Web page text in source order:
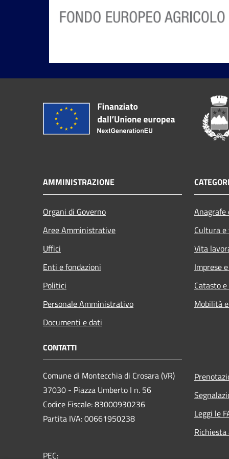
AMMINISTRAZIONE
Organi di Governo
Aree Amministrative
Uffici
Enti e fondazioni
Politici
Personale Amministrativo
Documenti e dati
Cultura
Vita
Imprese
Catasto
Mobilità
CONTATTI
Comune di Montecchia di Crosara (VR)
37030 - Piazza Umberto I n. 56
Codice Fiscale: 83000930236
Partita IVA: 00661950238
PEC:
Leggi le